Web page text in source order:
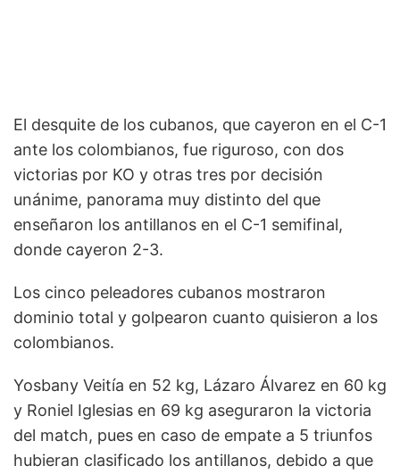
El desquite de los cubanos, que cayeron en el C-1
ante los colombianos, fue riguroso, con dos
victorias por KO y otras tres por decisión
unánime, panorama muy distinto del que
enseñaron los antillanos en el C-1 semifinal,
donde cayeron 2-3.
Los cinco peleadores cubanos mostraron
dominio total y golpearon cuanto quisieron a los
colombianos.
Yosbany Veitía en 52 kg, Lázaro Álvarez en 60 kg
y Roniel Iglesias en 69 kg aseguraron la victoria
del match, pues en caso de empate a 5 triunfos
hubieran clasificado los antillanos, debido a que